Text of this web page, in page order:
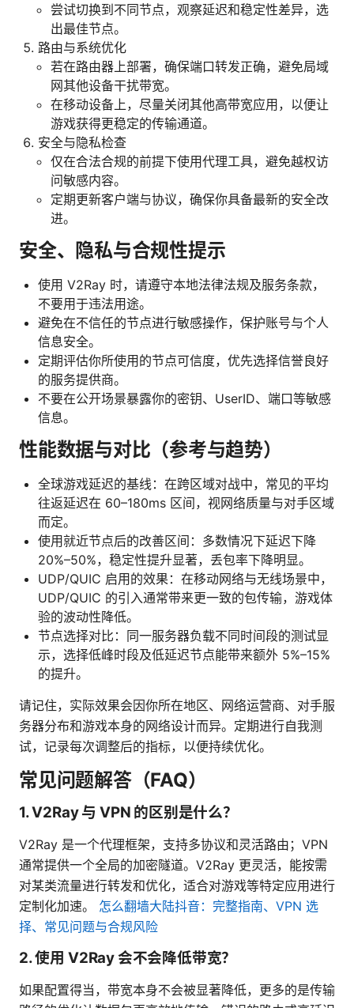
尝试切换到不同节点，观察延迟和稳定性差异，选
出最佳节点。
路由与系统优化
若在路由器上部署，确保端口转发正确，避免局域
网其他设备干扰带宽。
在移动设备上，尽量关闭其他高带宽应用，以便让
游戏获得更稳定的传输通道。
安全与隐私检查
仅在合法合规的前提下使用代理工具，避免越权访
问敏感内容。
定期更新客户端与协议，确保你具备最新的安全改
进。
安全、隐私与合规性提示
使用 V2Ray 时，请遵守本地法律法规及服务条款，
不要用于违法用途。
避免在不信任的节点进行敏感操作，保护账号与个人
信息安全。
定期评估你所使用的节点可信度，优先选择信誉良好
的服务提供商。
不要在公开场景暴露你的密钥、UserID、端口等敏感
信息。
性能数据与对比（参考与趋势）
全球游戏延迟的基线：在跨区域对战中，常见的平均
往返延迟在 60–180ms 区间，视网络质量与对手区域
而定。
使用就近节点后的改善区间：多数情况下延迟下降
20%–50%，稳定性提升显著，丢包率下降明显。
UDP/QUIC 启用的效果：在移动网络与无线场景中，
UDP/QUIC 的引入通常带来更一致的包传输，游戏体
验的波动性降低。
节点选择对比：同一服务器负载不同时间段的测试显
示，选择低峰时段及低延迟节点能带来额外 5%–15%
的提升。
请记住，实际效果会因你所在地区、网络运营商、对手服
务器分布和游戏本身的网络设计而异。定期进行自我测
试，记录每次调整后的指标，以便持续优化。
常见问题解答（FAQ）
1. V2Ray 与 VPN 的区别是什么？
V2Ray 是一个代理框架，支持多协议和灵活路由；VPN
通常提供一个全局的加密隧道。V2Ray 更灵活，能按需
对某类流量进行转发和优化，适合对游戏等特定应用进行
定制化加速。 怎么翻墙大陆抖音：完整指南、VPN 选
择、常见问题与合规风险
2. 使用 V2Ray 会不会降低带宽？
如果配置得当，带宽本身不会被显著降低，更多的是传输